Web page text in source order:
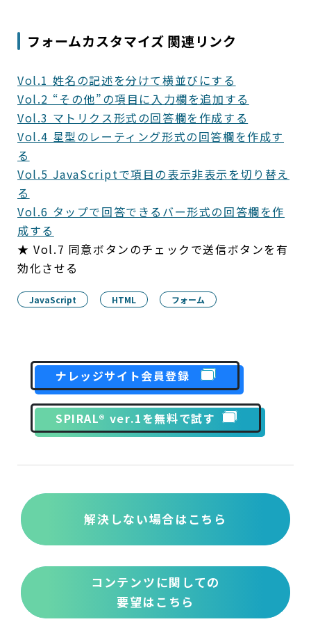
フォームカスタマイズ 関連リンク
Vol.1 姓名の記述を分けて横並びにする
Vol.2 “その他”の項目に入力欄を追加する
Vol.3 マトリクス形式の回答欄を作成する
Vol.4 星型のレーティング形式の回答欄を作成す
る
Vol.5 JavaScriptで項目の表示非表示を切り替え
る
Vol.6 タップで回答できるバー形式の回答欄を作
成する
★ Vol.7 同意ボタンのチェックで送信ボタンを有
効化させる
JavaScript HTML フォーム
ナレッジサイト会員登録
SPIRAL® ver.1を無料で試す
解決しない場合はこちら
コンテンツに関しての
要望はこちら